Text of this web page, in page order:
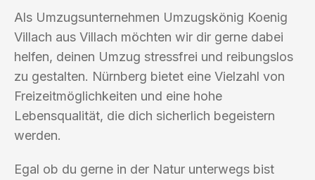
Als Umzugsunternehmen Umzugskönig Koenig
Villach aus Villach möchten wir dir gerne dabei
helfen, deinen Umzug stressfrei und reibungslos
zu gestalten. Nürnberg bietet eine Vielzahl von
Freizeitmöglichkeiten und eine hohe
Lebensqualität, die dich sicherlich begeistern
werden.
Egal ob du gerne in der Natur unterwegs bist